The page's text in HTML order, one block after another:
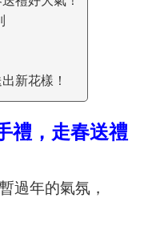
新花樣！
禮，走春送禮
過年的氣氛，